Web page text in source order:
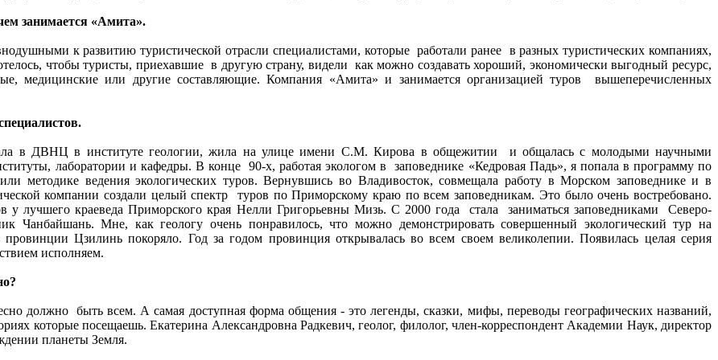
занимается «Амита».
к развитию туристической отрасли специалистами, которые работали ранее в разных туристических компаниях,
чтобы туристы, приехавшие в другую страну, видели как можно создавать хороший, экономически выгодный ресурс,
медицинские или другие составляющие. Компания «Амита» и занимается организацией туров вышеперечисленных
в ДВНЦ в институте геологии, жила на улице имени С.М. Кирова в общежитии и общалась с молодыми научными
лаборатории и кафедры. В конце 90-х, работая экологом в заповеднике «Кедровая Падь», я попала в программу по
методике ведения экологических туров. Вернувшись во Владивосток, совмещала работу в Морском заповеднике и в
компании создали целый спектр туров по Приморскому краю по всем заповедникам. Это было очень востребовано.
у лучшего краеведа Приморского края Нелли Григорьевны Мизь. С 2000 года стала заниматься заповедниками Северо-
Чанбайшань. Мне, как геологу очень понравилось, что можно демонстрировать совершенный экологический тур на
Цзилинь покоряло. Год за годом провинция открывалась во всем своем великолепии. Появилась целая серия
исполняем.
должно быть всем. А самая доступная форма общения - это легенды, сказки, мифы, переводы географических названий,
которые посещаешь. Екатерина Александровна Радкевич, геолог, филолог, член-корреспондент Академии Наук, директор
планеты Земля.